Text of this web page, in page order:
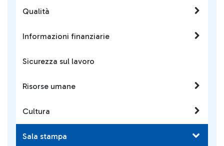
Qualità
Informazioni finanziarie
Sicurezza sul lavoro
Risorse umane
Cultura
Sala stampa